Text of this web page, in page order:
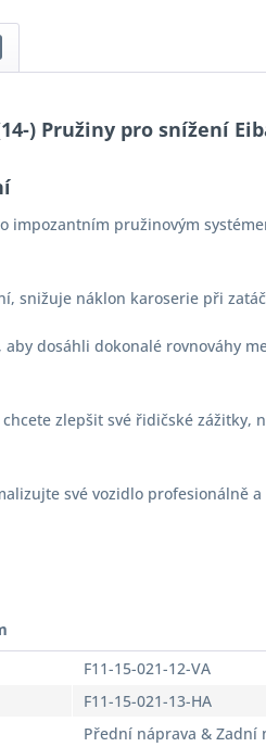
) Pružiny pro snížení
impozantním pružinovým
snižuje náklon karoserie při
dosáhli dokonalé rovnováhy
zlepšit své řidičské
své vozidlo profesionálně
F11-15-021-12-VA
F11-15-021-13-HA
Přední náprava & Zadní